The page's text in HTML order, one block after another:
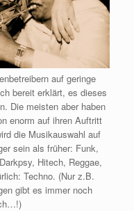
auf geringe
bereit erklärt, es dieses
Die meisten aber haben
enorm auf ihren Auftritt
die Musikauswahl auf
sein als früher: Funk,
Hitech, Reggae,
Techno. (Nur z.B.
gibt es immer noch